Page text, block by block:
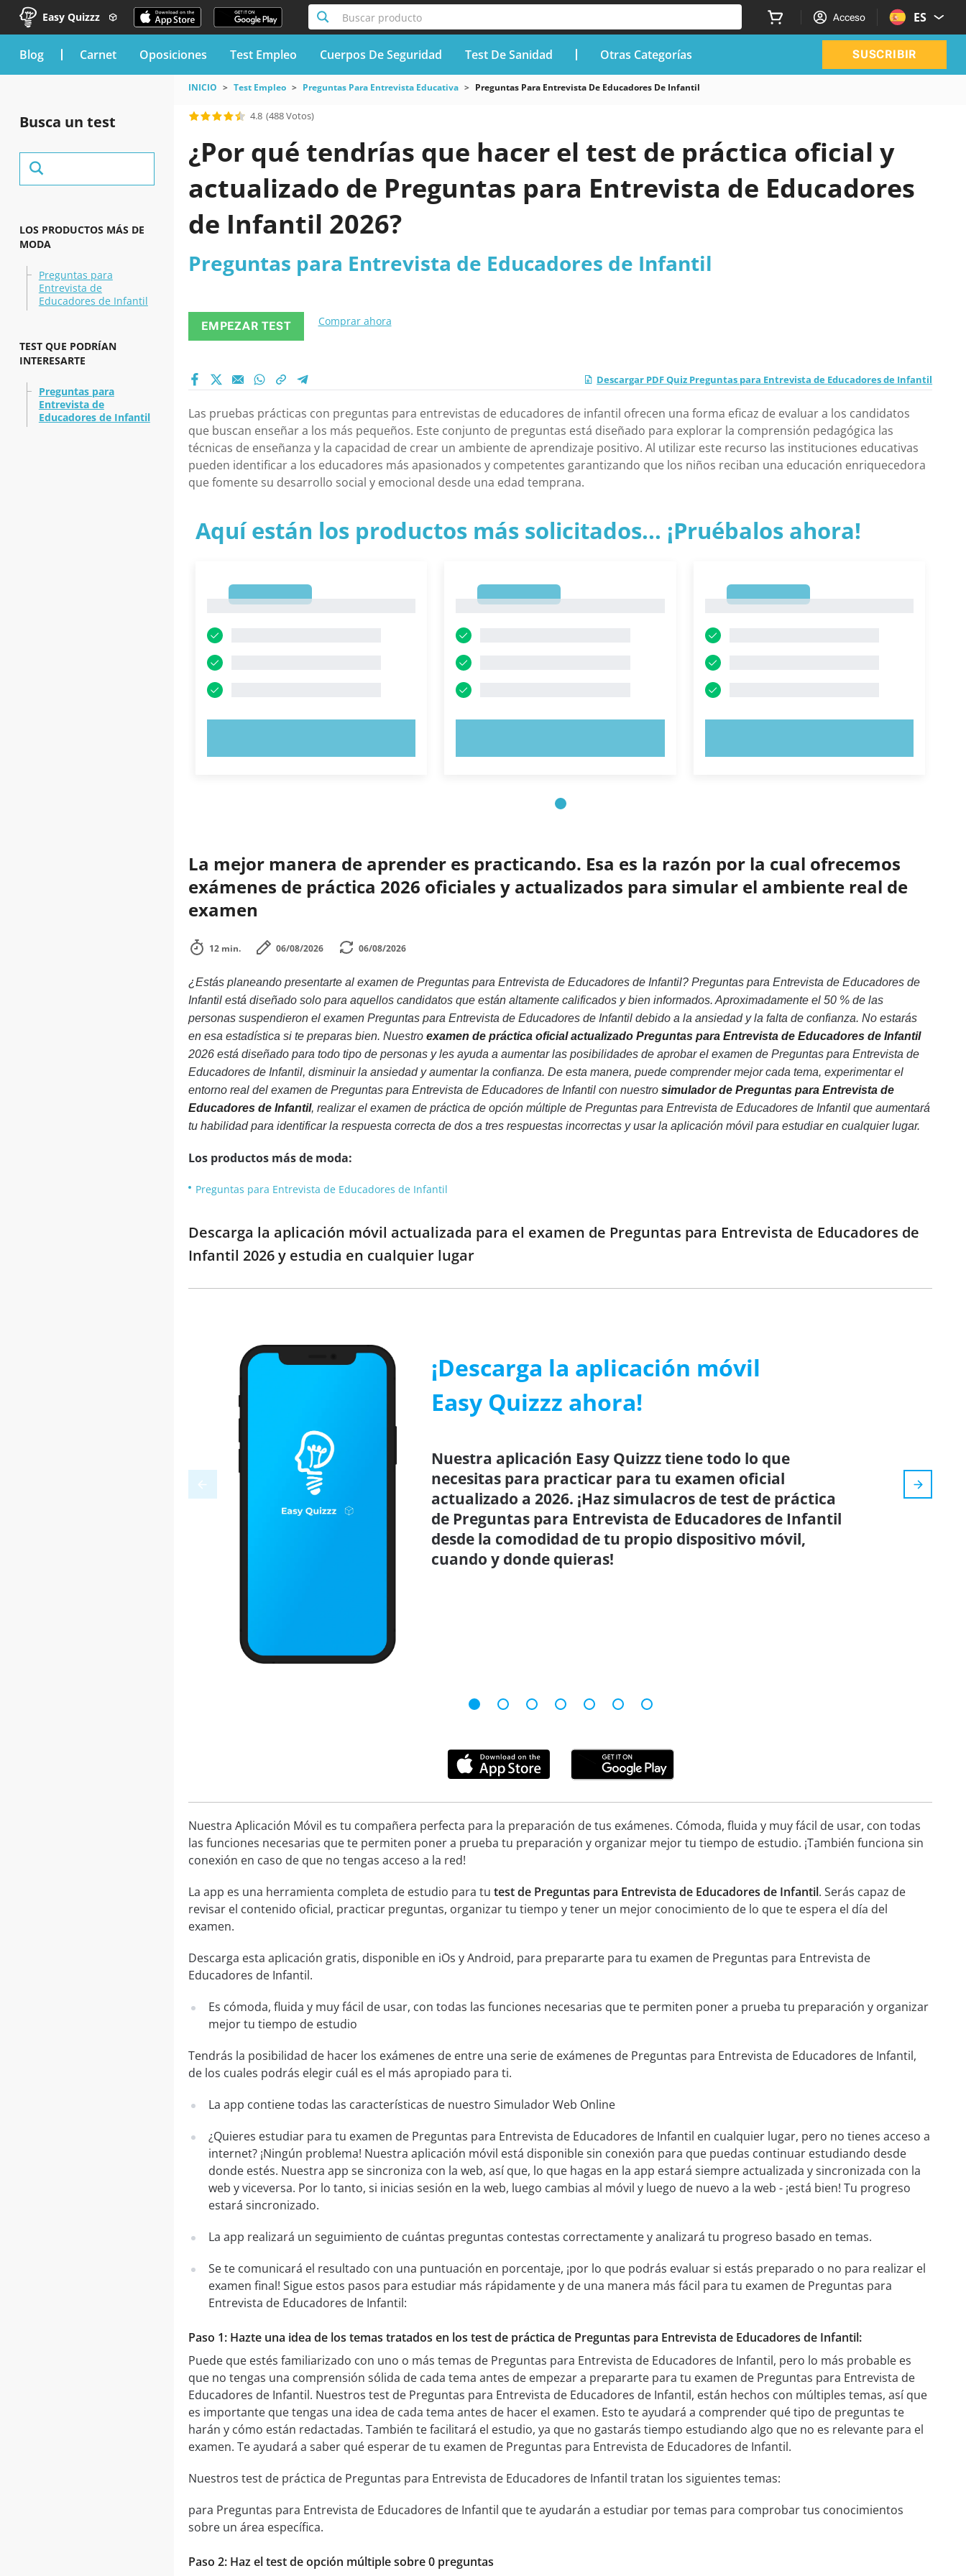
Easy Quizzz Buscar producto Acceso ES
blog Carnet Oposiciones Test Empleo Cuerpos De Seguridad Test De Sanidad Otras Categorías SUSCRIBIR
Busca un test
LOS PRODUCTOS MÁS DE
MODA
Preguntas para
Entrevista de
Educadores de Infantil
TEST QUE PODRÍAN
INTERESARTE
Preguntas para
Entrevista de
Educadores de Infantil
INICIO Test Empleo Preguntas Para Entrevista Educativa Preguntas Para Entrevista De Educadores De Infantil
4.8 (488 Votos)
¿Por qué tendrías que hacer el test de práctica oficial y
actualizado de Preguntas para Entrevista de Educadores
de Infantil 2026?
Preguntas para Entrevista de Educadores de Infantil
EMPEZAR TEST Comprar ahora
Descargar PDF Quiz Preguntas para Entrevista de Educadores de Infantil
Las pruebas prácticas con preguntas para entrevistas de educadores de infantil ofrecen una forma eficaz de evaluar a los candidatos
que buscan enseñar a los más pequeños. Este conjunto de preguntas está diseñado para explorar la comprensión pedagógica las
técnicas de enseñanza y la capacidad de crear un ambiente de aprendizaje positivo. Al utilizar este recurso las instituciones educativas
pueden identificar a los educadores más apasionados y competentes garantizando que los niños reciban una educación enriquecedora
que fomente su desarrollo social y emocional desde una edad temprana.
Aquí están los productos más solicitados... ¡Pruébalos ahora!
La mejor manera de aprender es practicando. Esa es la razón por la cual ofrecemos
exámenes de práctica 2026 oficiales y actualizados para simular el ambiente real de
examen
12 min. 06/08/2026 06/08/2026
¿Estás planeando presentarte al examen de Preguntas para Entrevista de Educadores de Infantil? Preguntas para Entrevista de Educadores de
Infantil está diseñado solo para aquellos candidatos que están altamente calificados y bien informados. Aproximadamente el 50 % de las
personas suspendieron el examen Preguntas para Entrevista de Educadores de Infantil debido a la ansiedad y la falta de confianza. No estarás
en esa estadística si te preparas bien. Nuestro examen de práctica oficial actualizado Preguntas para Entrevista de Educadores de Infantil
2026 está diseñado para todo tipo de personas y les ayuda a aumentar las posibilidades de aprobar el examen de Preguntas para Entrevista de
Educadores de Infantil, disminuir la ansiedad y aumentar la confianza. De esta manera, puede comprender mejor cada tema, experimentar el
entorno real del examen de Preguntas para Entrevista de Educadores de Infantil con nuestro simulador de Preguntas para Entrevista de
Educadores de Infantil, realizar el examen de práctica de opción múltiple de Preguntas para Entrevista de Educadores de Infantil que aumentará
tu habilidad para identificar la respuesta correcta de dos a tres respuestas incorrectas y usar la aplicación móvil para estudiar en cualquier lugar.
Los productos más de moda:
Preguntas para Entrevista de Educadores de Infantil
Descarga la aplicación móvil actualizada para el examen de Preguntas para Entrevista de Educadores de
Infantil 2026 y estudia en cualquier lugar
¡Descarga la aplicación móvil
Easy Quizzz ahora!
Nuestra aplicación Easy Quizzz tiene todo lo que
necesitas para practicar para tu examen oficial
actualizado a 2026. ¡Haz simulacros de test de práctica
de Preguntas para Entrevista de Educadores de Infantil
desde la comodidad de tu propio dispositivo móvil,
cuando y donde quieras!
Nuestra Aplicación Móvil es tu compañera perfecta para la preparación de tus exámenes. Cómoda, fluida y muy fácil de usar, con todas
las funciones necesarias que te permiten poner a prueba tu preparación y organizar mejor tu tiempo de estudio. ¡También funciona sin
conexión en caso de que no tengas acceso a la red!
La app es una herramienta completa de estudio para tu test de Preguntas para Entrevista de Educadores de Infantil. Serás capaz de
revisar el contenido oficial, practicar preguntas, organizar tu tiempo y tener un mejor conocimiento de lo que te espera el día del
examen.
Descarga esta aplicación gratis, disponible en iOs y Android, para prepararte para tu examen de Preguntas para Entrevista de
Educadores de Infantil.
Es cómoda, fluida y muy fácil de usar, con todas las funciones necesarias que te permiten poner a prueba tu preparación y organizar
mejor tu tiempo de estudio
Tendrás la posibilidad de hacer los exámenes de entre una serie de exámenes de Preguntas para Entrevista de Educadores de Infantil,
de los cuales podrás elegir cuál es el más apropiado para ti.
La app contiene todas las características de nuestro Simulador Web Online
¿Quieres estudiar para tu examen de Preguntas para Entrevista de Educadores de Infantil en cualquier lugar, pero no tienes acceso a
internet? ¡Ningún problema! Nuestra aplicación móvil está disponible sin conexión para que puedas continuar estudiando desde
donde estés. Nuestra app se sincroniza con la web, así que, lo que hagas en la app estará siempre actualizada y sincronizada con la
web y viceversa. Por lo tanto, si inicias sesión en la web, luego cambias al móvil y luego de nuevo a la web - ¡está bien! Tu progreso
estará sincronizado.
La app realizará un seguimiento de cuántas preguntas contestas correctamente y analizará tu progreso basado en temas.
Se te comunicará el resultado con una puntuación en porcentaje, ¡por lo que podrás evaluar si estás preparado o no para realizar el
examen final! Sigue estos pasos para estudiar más rápidamente y de una manera más fácil para tu examen de Preguntas para
Entrevista de Educadores de Infantil:
Paso 1: Hazte una idea de los temas tratados en los test de práctica de Preguntas para Entrevista de Educadores de Infantil:
Puede que estés familiarizado con uno o más temas de Preguntas para Entrevista de Educadores de Infantil, pero lo más probable es
que no tengas una comprensión sólida de cada tema antes de empezar a prepararte para tu examen de Preguntas para Entrevista de
Educadores de Infantil. Nuestros test de Preguntas para Entrevista de Educadores de Infantil, están hechos con múltiples temas, así que
es importante que tengas una idea de cada tema antes de hacer el examen. Esto te ayudará a comprender qué tipo de preguntas te
harán y cómo están redactadas. También te facilitará el estudio, ya que no gastarás tiempo estudiando algo que no es relevante para el
examen. Te ayudará a saber qué esperar de tu examen de Preguntas para Entrevista de Educadores de Infantil.
Nuestros test de práctica de Preguntas para Entrevista de Educadores de Infantil tratan los siguientes temas:
para Preguntas para Entrevista de Educadores de Infantil que te ayudarán a estudiar por temas para comprobar tus conocimientos
sobre un área específica.
Paso 2: Haz el test de opción múltiple sobre 0 preguntas